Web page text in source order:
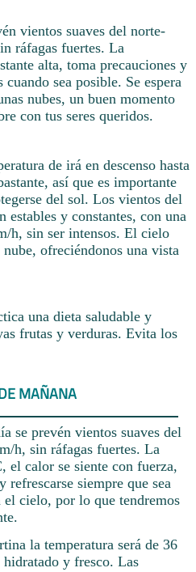
vientos suaves del norte-
ráfagas fuertes. La
alta, toma precauciones y
sea posible. Se espera
nubes, un buen momento
con tus seres queridos.
de irá en descenso hasta
así que es importante
del sol. Los vientos del
estables y constantes, con una
h, sin ser intensos. El cielo
ofreciéndonos una vista
una dieta saludable y
frutas y verduras. Evita los
MAÑANA
se prevén vientos suaves del
h, sin ráfagas fuertes. La
el calor se siente con fuerza,
refrescarse siempre que sea
cielo, por lo que tendremos
la temperatura será de 36
hidratado y fresco. Las